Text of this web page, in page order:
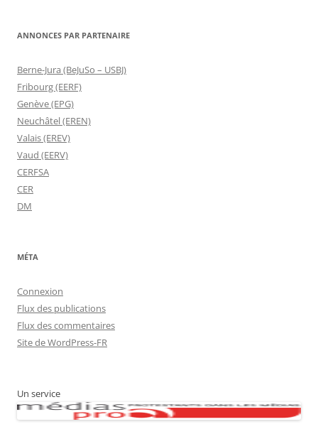
ANNONCES PAR PARTENAIRE
Berne-Jura (BeJuSo – USBJ)
Fribourg (EERF)
Genève (EPG)
Neuchâtel (EREN)
Valais (EREV)
Vaud (EERV)
CERFSA
CER
DM
MÉTA
Connexion
Flux des publications
Flux des commentaires
Site de WordPress-FR
Un service